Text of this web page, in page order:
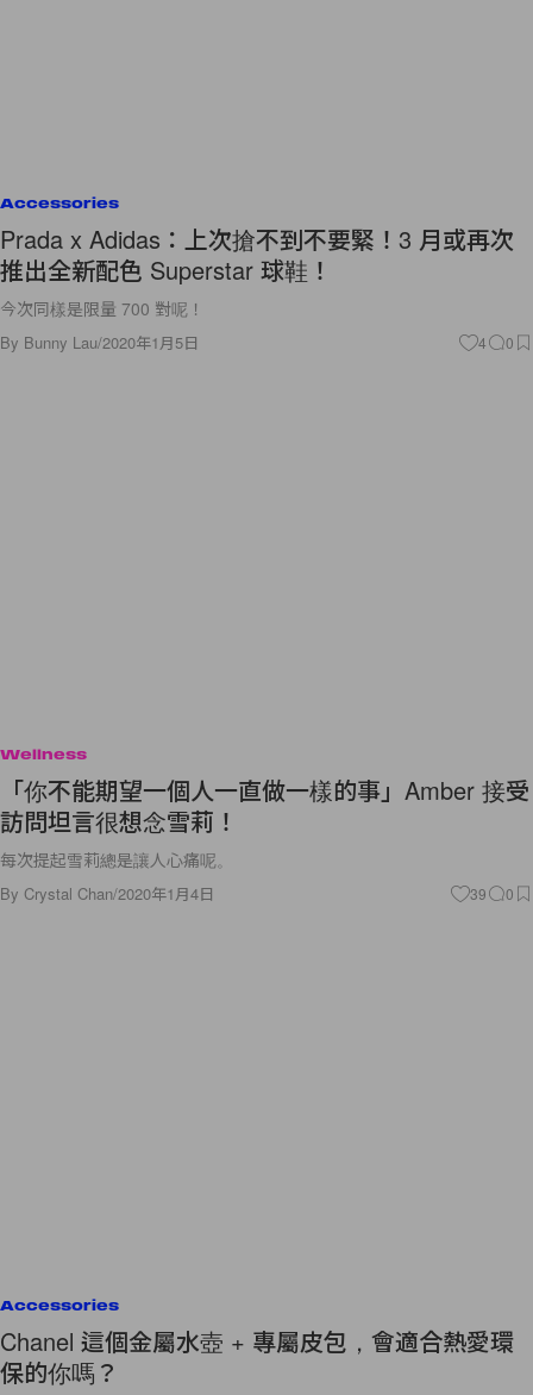
Accessories
Prada x Adidas：上次搶不到不要緊！3 月或再次
推出全新配色 Superstar 球鞋！
今次同樣是限量 700 對呢！
By Bunny Lau/2020年1月5日 4 0
Wellness
「你不能期望一個人一直做一樣的事」Amber 接受
訪問坦言很想念雪莉！
每次提起雪莉總是讓人心痛呢。
By Crystal Chan/2020年1月4日 39 0
Accessories
Chanel 這個金屬水壺 + 專屬皮包，會適合熱愛環
保的你嗎？